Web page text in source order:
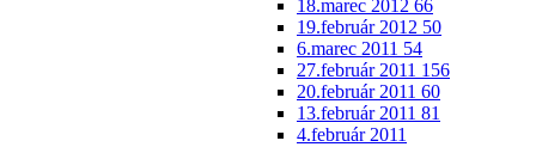
18.marec 2012 66
19.február 2012 50
6.marec 2011 54
27.február 2011 156
20.február 2011 60
13.február 2011 81
4.február 2011